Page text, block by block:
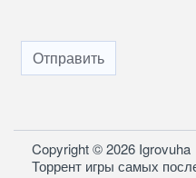
Отправить
Copyright © 2026 Igrovuha
Торрент игры самых